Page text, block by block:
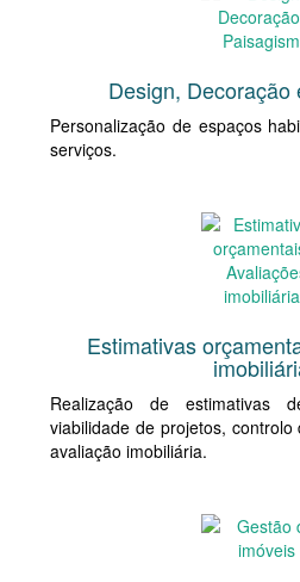
Design, Decoração
Personalização de espaços
serviços.
Estimativas
Realização de estimativas
viabilidade de projetos,
avaliação imobiliária.